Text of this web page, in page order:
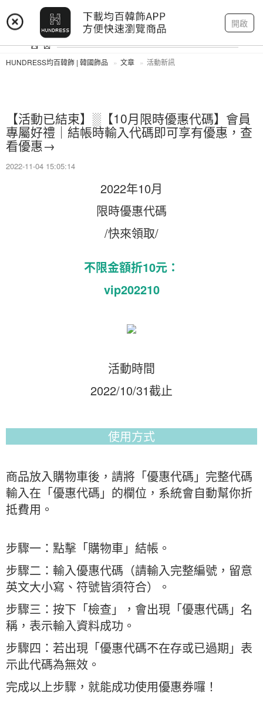
開啟
登入 註冊 我的帳戶
HUNDRESS均百韓飾 | 韓國飾品 文章 活動新訊
【活動已結束】░【10月限時優惠代碼】會員
專屬好禮｜結帳時輸入代碼即可享有優惠，查
看優惠→
2022-11-04 15:05:14
2022年10月
限時優惠代碼
/快來領取/
不限金額折10元：
vip202210
活動時間
2022/10/31截止
使用方式
商品放入購物車後，請將「優惠代碼」完整代碼
輸入在「優惠代碼」的欄位，系統會自動幫你折
抵費用。
步驟一：點擊「購物車」結帳。
步驟二：輸入優惠代碼（請輸入完整編號，留意
英文大小寫、符號皆須符合）。
步驟三：按下「檢查」，會出現「優惠代碼」名
稱，表示輸入資料成功。
步驟四：若出現「優惠代碼不在存或已過期」表
示此代碼為無效。
完成以上步驟，就能成功使用優惠券囉！